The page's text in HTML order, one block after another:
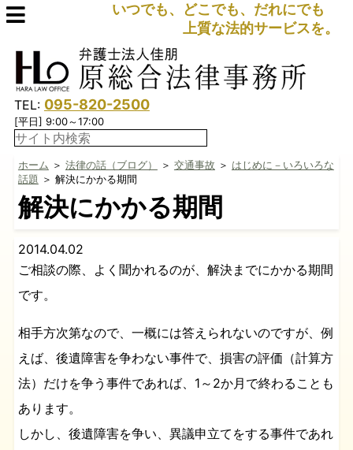
いつでも、どこでも、だれにでも
上質な法的サービスを。
TEL: 095-820-2500
[平日] 9:00～17:00
ホーム ＞ 法律の話（ブログ） ＞ 交通事故 ＞ はじめに－いろいろな
話題 ＞ 解決にかかる期間
解決にかかる期間
2014.04.02
ご相談の際、よく聞かれるのが、解決までにかかる期間
です。
相手方次第なので、一概には答えられないのですが、例
えば、後遺障害を争わない事件で、損害の評価（計算方
法）だけを争う事件であれば、1～2か月で終わることも
あります。
しかし、後遺障害を争い、異議申立てをする事件であれ